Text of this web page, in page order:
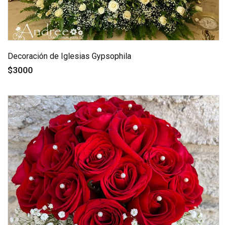
Decoración de Iglesias Gypsophila
$3000